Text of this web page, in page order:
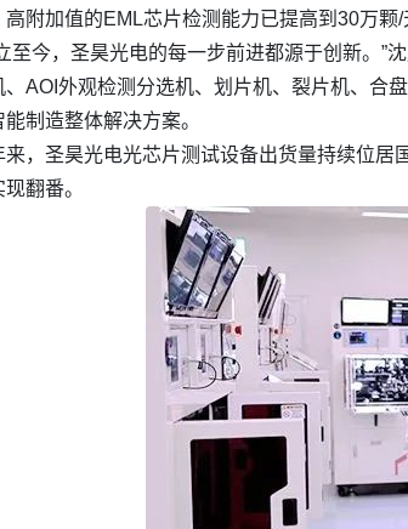
高附加值的EML芯片检测能力已提高到30万颗
至今，圣昊光电的每一步前进都源于创新。”
、AOI外观检测分选机、划片机、裂片机、合
制造整体解决方案。
来，圣昊光电光芯片测试设备出货量持续位
翻番。